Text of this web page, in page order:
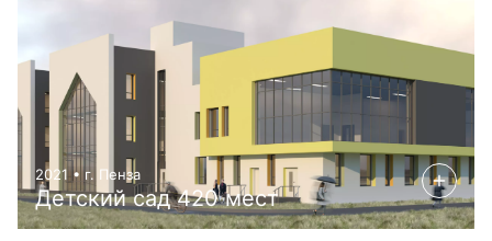
2021 • г. Пенза
Детский сад 420 мест